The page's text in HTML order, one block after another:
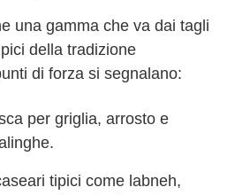
una gamma che va dai tagli
della tradizione
di forza si segnalano:
per griglia, arrosto e
tipici come labneh,